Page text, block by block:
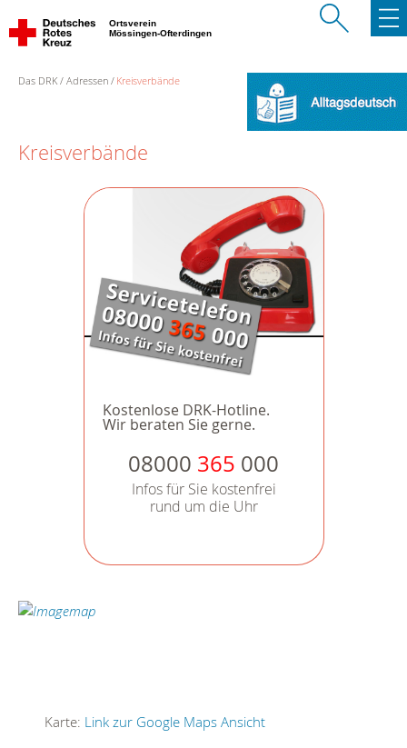
Ortsverein
Mössingen-Ofterdingen
Das DRK Adressen Kreisverbände
Kreisverbände
Kostenlose DRK-Hotline.
Wir beraten Sie gerne.
08000 365 000
Infos für Sie kostenfrei
rund um die Uhr
Karte: Link zur Google Maps Ansicht